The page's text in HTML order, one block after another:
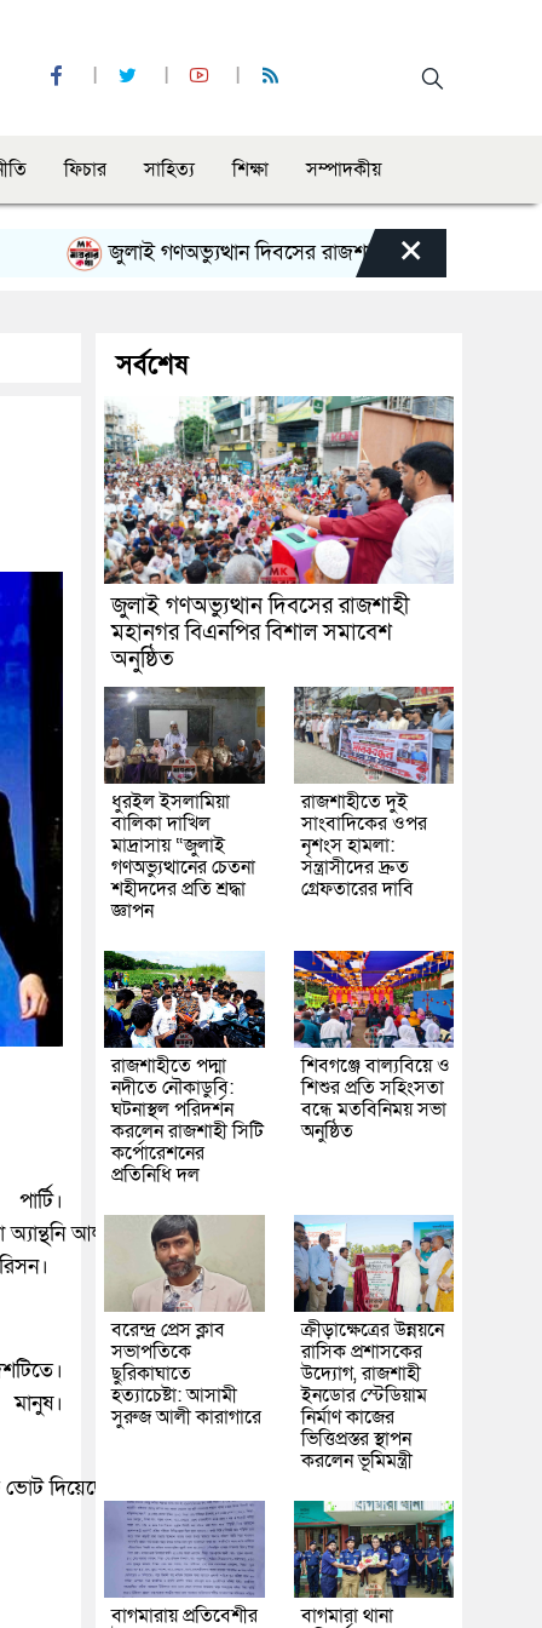
ফিচার সাহিত্য শিক্ষা সম্পাদকীয়
জুলাই গণঅভ্যুত্থান দিবসের রাজশাহী মহানগর বিএনপির বিশাল
×
অ্যান্থনি আলবানিজ।
দিয়েছেন’।
সর্বশেষ
জুলাই গণঅভ্যুত্থান দিবসের রাজশাহী
মহানগর বিএনপির বিশাল সমাবেশ
অনুষ্ঠিত
ধুরইল ইসলামিয়া
বালিকা দাখিল
মাদ্রাসায় “জুলাই
গণঅভ্যুত্থানের চেতনা
শহীদদের প্রতি শ্রদ্ধা
জ্ঞাপন
রাজশাহীতে দুই
সাংবাদিকের ওপর
নৃশংস হামলা:
সন্ত্রাসীদের দ্রুত
গ্রেফতারের দাবি
রাজশাহীতে পদ্মা
নদীতে নৌকাডুবি:
ঘটনাস্থল পরিদর্শন
করলেন রাজশাহী সিটি
কর্পোরেশনের
প্রতিনিধি দল
শিবগঞ্জে বাল্যবিয়ে ও
শিশুর প্রতি সহিংসতা
বন্ধে মতবিনিময় সভা
অনুষ্ঠিত
বরেন্দ্র প্রেস ক্লাব
সভাপতিকে
ছুরিকাঘাতে
হত্যাচেষ্টা: আসামী
সুরুজ আলী কারাগারে
ক্রীড়াক্ষেত্রের উন্নয়নে
রাসিক প্রশাসকের
উদ্যোগ, রাজশাহী
ইনডোর স্টেডিয়াম
নির্মাণ কাজের
ভিত্তিপ্রস্তর স্থাপন
করলেন ভূমিমন্ত্রী
বাগমারায় প্রতিবেশীর
বাগমারা থানা